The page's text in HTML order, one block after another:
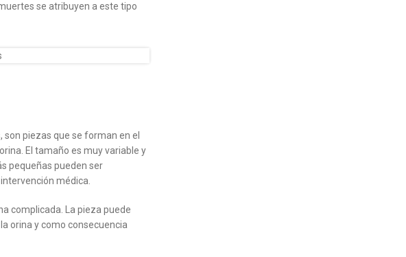
se atribuyen a este tipo
piezas que se forman en el
El tamaño es muy variable y
pequeñas pueden ser
médica.
complicada. La pieza puede
orina y como consecuencia